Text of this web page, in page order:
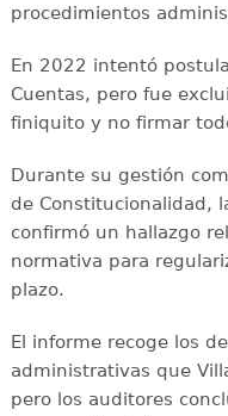
procedimientos
En 2022 intentó
Cuentas, pero fue
finiquito y no firmar
Durante su gestión
de Constitucionalidad,
confirmó un hallazgo
normativa para
plazo.
El informe recoge los
administrativas que
pero los auditores